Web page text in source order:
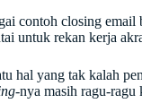
contoh closing email
untuk rekan kerja
hal yang tak kalah
-nya masih ragu-ragu